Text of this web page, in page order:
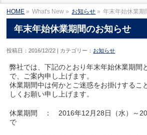
HOME » What's New » お知らせ » 年末年始休業期
年末年始休業期間のお知らせ
投稿日：2016/12/22 | カテゴリー： お知らせ
弊社では、下記のとおり年末年始休業期間
で、ご案内申し上げます。
休業期間中は何かとご迷惑をお掛けするこ
しくお願い申し上げます。
休業期間 ： 2016年12月28日（水）～
で